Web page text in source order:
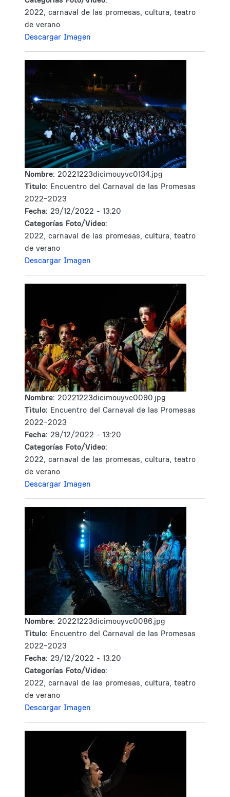
2022, carnaval de las promesas, cultura, teatro
de verano
Descargar Imagen
Nombre: 20221223dicimouyvc0134.jpg
Tìtulo: Encuentro del Carnaval de las Promesas
2022-2023
Fecha: 29/12/2022 - 13:20
Categorías Foto/Video:
2022, carnaval de las promesas, cultura, teatro
de verano
Descargar Imagen
Nombre: 20221223dicimouyvc0090.jpg
Tìtulo: Encuentro del Carnaval de las Promesas
2022-2023
Fecha: 29/12/2022 - 13:20
Categorías Foto/Video:
2022, carnaval de las promesas, cultura, teatro
de verano
Descargar Imagen
Nombre: 20221223dicimouyvc0086.jpg
Tìtulo: Encuentro del Carnaval de las Promesas
2022-2023
Fecha: 29/12/2022 - 13:20
Categorías Foto/Video:
2022, carnaval de las promesas, cultura, teatro
de verano
Descargar Imagen